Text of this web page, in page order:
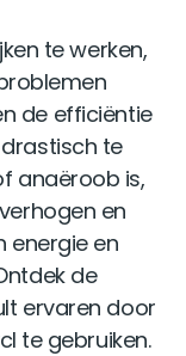
te werken,
de efficiëntie
te
anaëroob is,
en
energie en
de
ervaren door
te gebruiken.